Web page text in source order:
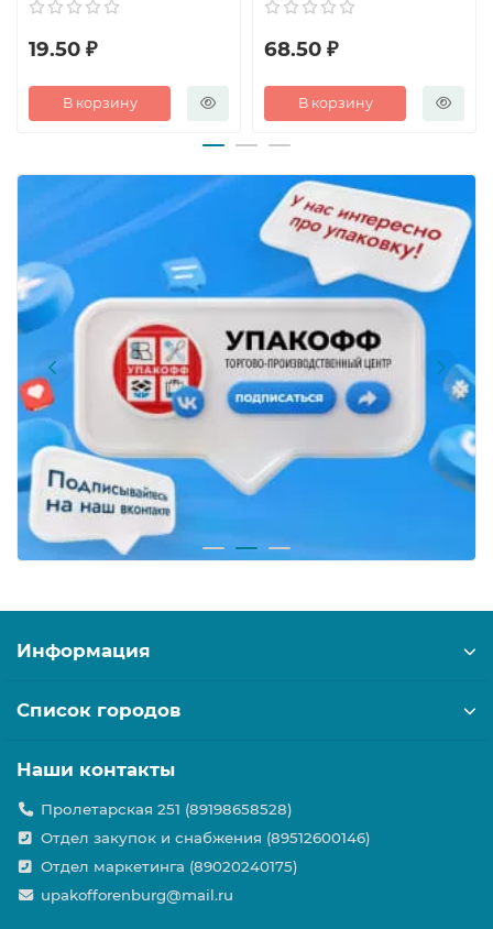
19.50 ₽
В корзину
68.50 ₽
В корзину
Информация
Список городов
Наши контакты
Пролетарская 251 (89198658528)
Отдел закупок и снабжения (89512600146)
Отдел маркетинга (89020240175)
upakofforenburg@mail.ru